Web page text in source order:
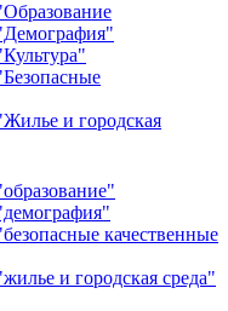
и городская
качественные
и городская среда"